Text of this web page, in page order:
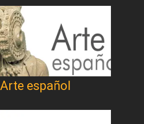
Arte español